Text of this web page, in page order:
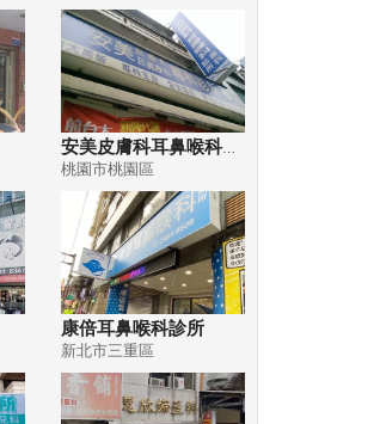
安美皮膚科耳鼻喉科專科診所
桃園市桃園區
康倍耳鼻喉科診所
新北市三重區